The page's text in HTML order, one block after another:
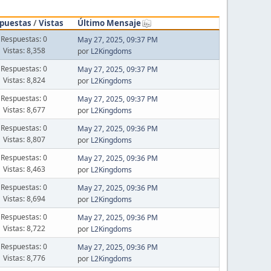
/Vistas Último Mensaje
Respuestas: 0
Vistas: 8,358
May 27, 2025, 09:37 PM
por L2Kingdoms
Respuestas: 0
Vistas: 8,824
May 27, 2025, 09:37 PM
por L2Kingdoms
Respuestas: 0
Vistas: 8,677
May 27, 2025, 09:37 PM
por L2Kingdoms
Respuestas: 0
Vistas: 8,807
May 27, 2025, 09:36 PM
por L2Kingdoms
Respuestas: 0
Vistas: 8,463
May 27, 2025, 09:36 PM
por L2Kingdoms
Respuestas: 0
Vistas: 8,694
May 27, 2025, 09:36 PM
por L2Kingdoms
Respuestas: 0
Vistas: 8,722
May 27, 2025, 09:36 PM
por L2Kingdoms
Respuestas: 0
Vistas: 8,776
May 27, 2025, 09:36 PM
por L2Kingdoms